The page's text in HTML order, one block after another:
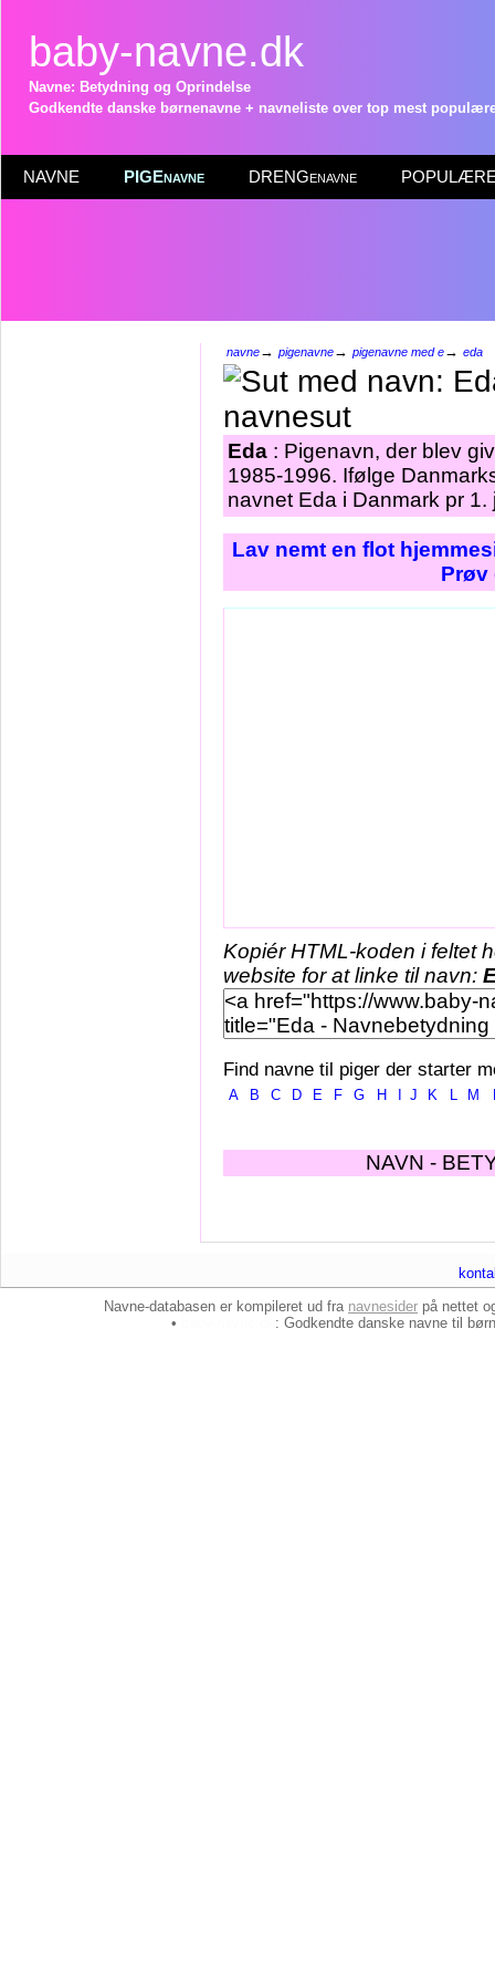
baby-navne.dk
Navne: Betydning og Oprindelse
Godkendte danske børnenavne + navneliste over top mest
NAVNE PIGEnavne DRENGenavne POPULÆRE
navne→ pigenavne→ pigenavne med e→ eda
Eda : Pigenavn, der blev
1985-1996. Ifølge
navnet Eda i Danmark pr 1.
Lav nemt en flot
Prøv
Kopiér HTML-koden i feltet
website for at linke til navn:
Find navne til piger der starter
A B C D E F G H J K L M
NAVN -
Navne-databasen er kompileret ud fra navnesider på nettet
•
: Godkendte danske navne til børn